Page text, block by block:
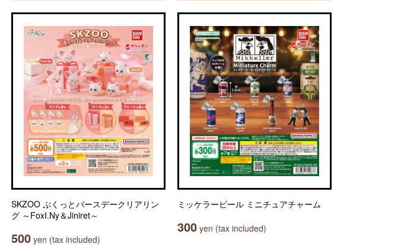
SKZOO ぷくっとバースデークリアリン
グ ～FoxI.Ny＆Jiniret～
500 yen (tax included)
ミッケラービール ミニチュアチャーム
300 yen (tax included)